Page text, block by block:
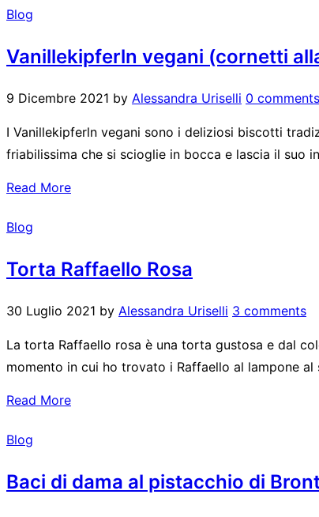
Blog
Vanillekipferln vegani (cornetti
9 Dicembre 2021 by Alessandra Uriselli 0 comments
I Vanillekipferln vegani sono i deliziosi biscotti
friabilissima che si scioglie in bocca e lascia il suo
Read More
Blog
Torta Raffaello Rosa
30 Luglio 2021 by Alessandra Uriselli 3 comments
La torta Raffaello rosa è una torta gustosa e dal
momento in cui ho trovato i Raffaello al lampone
Read More
Blog
Baci di dama al pistacchio di